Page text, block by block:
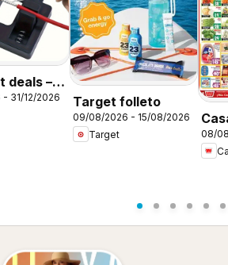
deals –
31/12/2026
Target folleto
09/08/2026 - 15/08/2026
Target
08/